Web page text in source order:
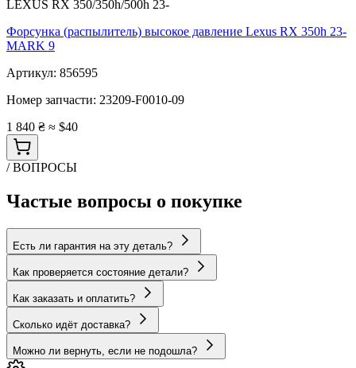
LEXUS RX 350/350h/500h 23-
Форсунка (распылитель) высокое давление Lexus RX 350h 23-
MARK 9
Артикул: 856595
Номер запчасти: 23209-F0010-09
1 840 ₴ ≈ $40
/ ВОПРОСЫ
Частые вопросы о покупке
Есть ли гарантия на эту деталь?
Как проверяется состояние детали?
Как заказать и оплатить?
Сколько идёт доставка?
Можно ли вернуть, если не подошла?